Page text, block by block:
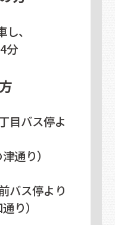
、
分
目バス停よ
通り）
バス停より
り）